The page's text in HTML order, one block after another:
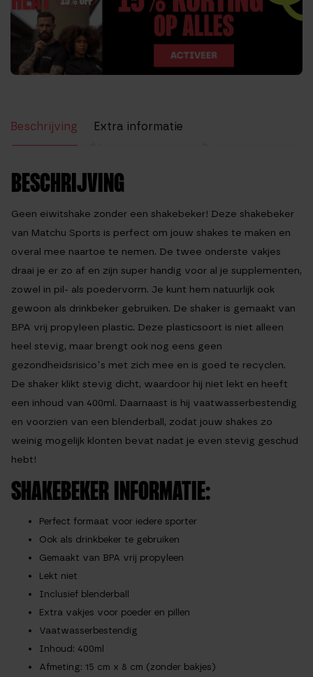
Beschrijving
Extra informatie
BESCHRIJVING
Geen eiwitshake zonder een shakebeker! Deze shakebeker
van Matchu Sports is perfect om jouw shakes te maken en
overal mee naartoe te nemen. De twee onderste vakjes
draai je er zo af en zijn super handig voor al je supplementen,
zowel in pil- als poedervorm. Je kunt hem natuurlijk ook
gewoon als drinkbeker gebruiken. De shaker is gemaakt van
BPA vrij propyleen plastic. Deze plasticsoort is niet alleen
heel stevig, maar brengt ook nog eens geen
gezondheidsrisico’s met zich mee en is goed te recyclen.
De shaker klikt stevig dicht, waardoor hij niet lekt en heeft
een inhoud van 400ml. Daarnaast is hij vaatwasserbestendig
en voorzien van een blenderball, zodat jouw shakes zo
weinig mogelijk klonten bevat nadat je even stevig geschud
hebt!
SHAKEBEKER INFORMATIE:
Perfect formaat voor iedere sporter
Ook als drinkbeker te gebruiken
Gemaakt van BPA vrij propyleen
Lekt niet
Inclusief blenderball
Extra vakjes voor poeder en pillen
Vaatwasserbestendig
Inhoud: 400ml
Afmeting: 15 cm x 8 cm (zonder bakjes)